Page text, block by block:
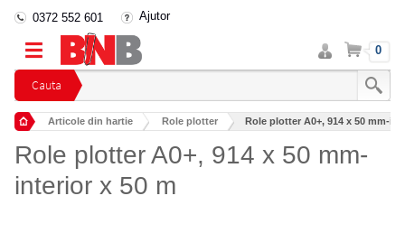
Cauta
0372 552 601 Ajutor
Intra
in
cont
Cos 0
Articole din hartie Role plotter Role plotter A0+, 914 x 50 mm-
Role plotter A0+, 914 x 50 mm-
interior x 50 m